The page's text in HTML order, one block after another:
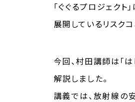
「ぐぐるプロジェク
展開しているリスク
今回、村田講師は「
解説しました。
講義では、放射線の